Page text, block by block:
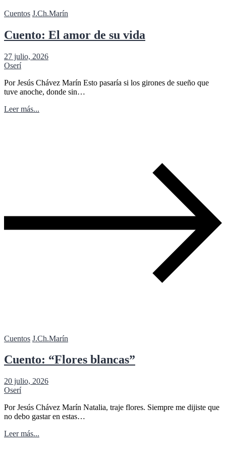
Cuentos J.Ch.Marín
Cuento: El amor de su vida
27 julio, 2026
Oserí
Por Jesús Chávez Marín Esto pasaría si los girones de sueño que
tuve anoche, donde sin…
Leer más...
Cuentos J.Ch.Marín
Cuento: “Flores blancas”
20 julio, 2026
Oserí
Por Jesús Chávez Marín Natalia, traje flores. Siempre me dijiste que
no debo gastar en estas…
Leer más...